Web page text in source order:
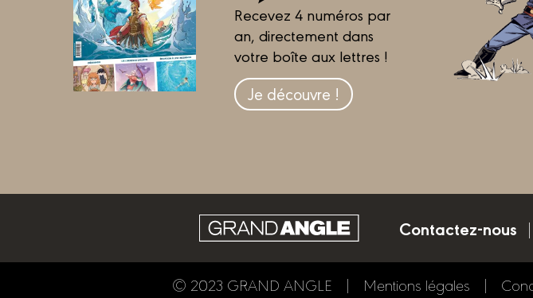
Recevez 4 numéros par
an, directement dans
votre boîte aux lettres !
Je découvre !
Contactez-nous
© 2023 GRAND ANGLE Mentions légales